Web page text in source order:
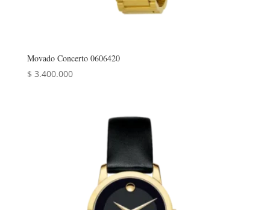
Movado Concerto 0606420
$ 3.400.000